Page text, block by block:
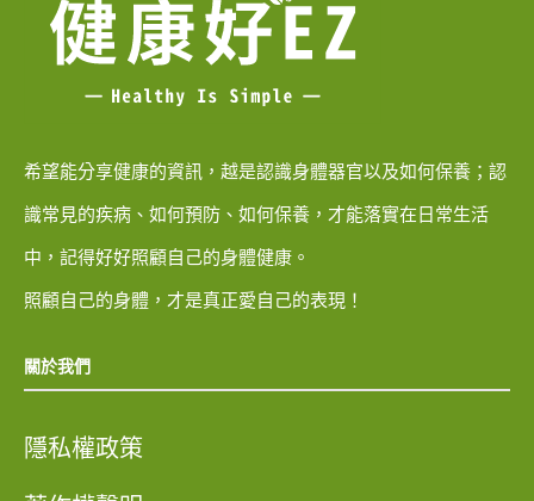
希望能分享健康的資訊，越是認識身體器官以及如何保養；認
識常見的疾病、如何預防、如何保養，才能落實在日常生活
中，記得好好照顧自己的身體健康。
照顧自己的身體，才是真正愛自己的表現！
關於我們
隱私權政策